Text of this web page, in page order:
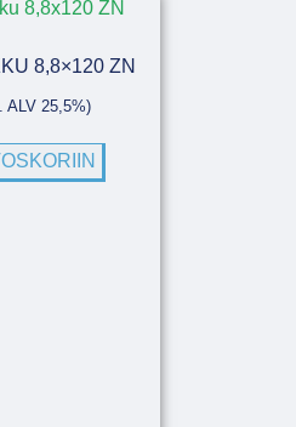
8,8×120 ZN
ALV 25,5%)